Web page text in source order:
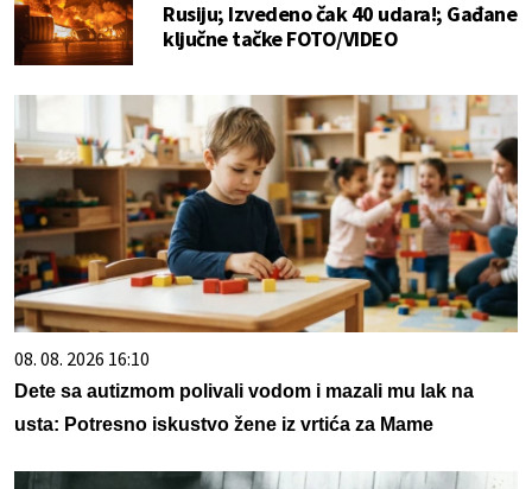
Rusiju; Izvedeno čak 40 udara!; Gađane
ključne tačke FOTO/VIDEO
08. 08. 2026 16:10
Dete sa autizmom polivali vodom i mazali mu lak na
usta: Potresno iskustvo žene iz vrtića za Mame